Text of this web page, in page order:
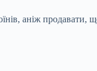
аніж продавати,